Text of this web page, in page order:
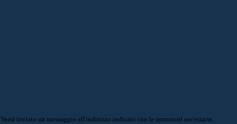
Verrà inviato un messaggio all'indirizzo indicato con le istruzioni necessarie.